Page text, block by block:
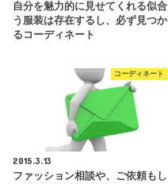
自分を魅力的に見せてくれる似合
う服装は存在するし、必ず見つか
るコーディネート
コーディネート
2015.3.13
ファッション相談や、ご依頼もし